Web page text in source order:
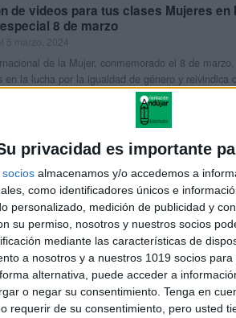
privacidad es importante
socios almacenamos y/o accedemos a
como identificadores únicos e
personalizado, medición de publicidad y
su permiso, nosotros y nuestros socios
mediante las características de
a nosotros y a nuestros 1019 socios
alternativa, puede acceder a
o negar su consentimiento. Tenga en
requerir de su consentimiento, pero usted
de videos para tus clases Mujeres en
8 de marzo
de la Mujer, conmemorado el 8 de
en la lucha por la igualdad de género y reivindica
persistentes. Esta fecha […]
de cuentos para trabajar el día de
14 enero, 2024
COMPRAR LOS LIBROS El Día de la Paz
para concienciar a niños y adultos sobre la
pacífica y el […]